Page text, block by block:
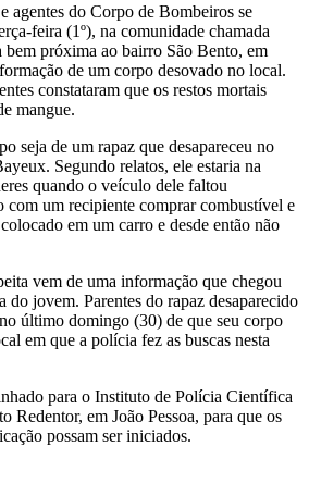
agentes do Corpo de Bombeiros se
feira (1º), na comunidade chamada
próxima ao bairro São Bento, em
de um corpo desovado no local.
constataram que os restos mortais
mangue.
seja de um rapaz que desapareceu no
Segundo relatos, ele estaria na
quando o veículo dele faltou
com um recipiente comprar combustível e
em um carro e desde então não
vem de uma informação que chegou
do jovem. Parentes do rapaz desaparecido
último domingo (30) de que seu corpo
em que a polícia fez as buscas nesta
para o Instituto de Polícia Científica
Redentor, em João Pessoa, para que os
possam ser iniciados.